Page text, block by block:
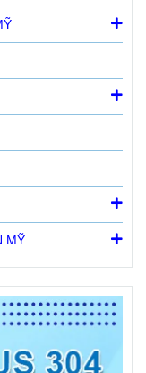
MỸ